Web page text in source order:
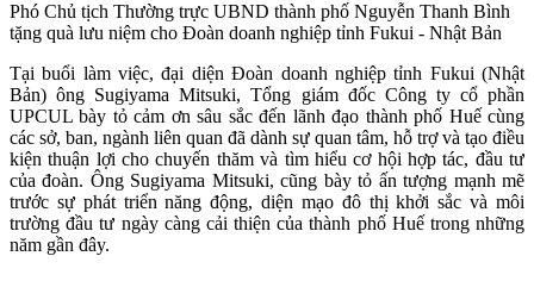
Phó Chủ tịch Thường trực UBND thành phố Nguyễn Thanh Bình
tặng quà lưu niệm cho Đoàn doanh nghiệp tỉnh Fukui - Nhật Bản
Tại buổi làm việc, đại diện Đoàn doanh nghiệp tỉnh Fukui (Nhật
Bản) ông Sugiyama Mitsuki, Tổng giám đốc Công ty cổ phần
UPCUL bày tỏ cảm ơn sâu sắc đến lãnh đạo thành phố Huế cùng
các sở, ban, ngành liên quan đã dành sự quan tâm, hỗ trợ và tạo điều
kiện thuận lợi cho chuyến thăm và tìm hiểu cơ hội hợp tác, đầu tư
của đoàn. Ông Sugiyama Mitsuki, cũng bày tỏ ấn tượng mạnh mẽ
trước sự phát triển năng động, diện mạo đô thị khởi sắc và môi
trường đầu tư ngày càng cải thiện của thành phố Huế trong những
năm gần đây.